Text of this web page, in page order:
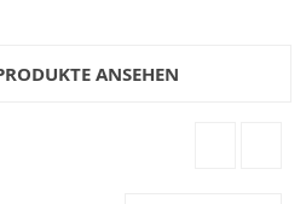
ANSEHEN